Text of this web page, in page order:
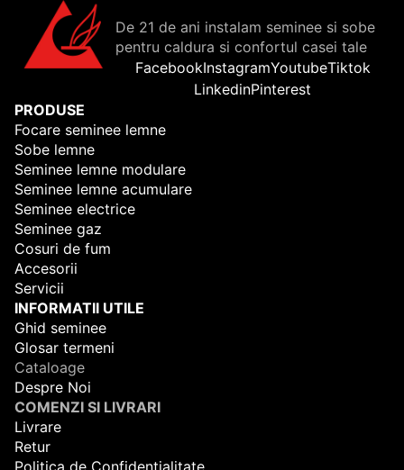
De 21 de ani instalam seminee si sobe
pentru caldura si confortul casei tale
FacebookInstagramYoutubeTiktok
LinkedinPinterest
PRODUSE
Focare seminee lemne
Sobe lemne
Seminee lemne modulare
Seminee lemne acumulare
Seminee electrice
Seminee gaz
Cosuri de fum
Accesorii
Servicii
INFORMATII UTILE
Ghid seminee
Glosar termeni
Cataloage
Despre Noi
COMENZI SI LIVRARI
Livrare
Retur